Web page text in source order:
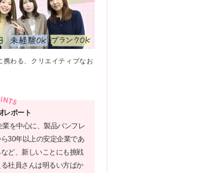
携わる、クリエイティブなお
レポート
業を中心に、製品パンフレ
30年以上の安定企業であ
ど、新しいことにも挑戦
社員さんは明るい方ばか